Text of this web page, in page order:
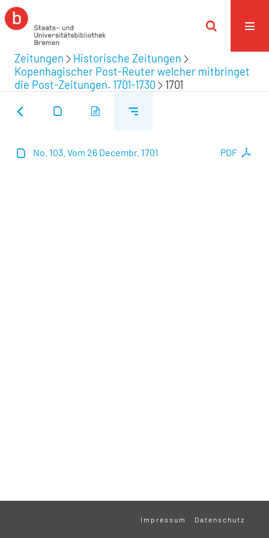
Zeitungen
Historische Zeitungen
Kopenhagischer Post-Reuter welcher mitbringet
die Post-Zeitungen. 1701-1730
1701
PDF
No. 103. Vom 26 Decembr. 1701
Impressum Datenschutz